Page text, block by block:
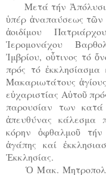
Μετά τήν
ὑπέρ ἀναπαύσεως
ἀοιδίμου
Ἱερομονάχου
Ἰμβρίου, οὗτινος τό
πρός τό ἐκκλησίασμα
Μακαριωτάτους
εὐχαριστίας Αὐτοῦ
παρουσίαν των
ἀπευθύνας κάλεσμα
κόρην ὀφθαλμοῦ τήν
ἀγάπης καί
Ἐκκλησίας.
Ὁ Μακ.